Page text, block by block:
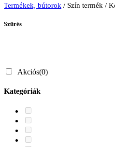
Termékek, bútorok / Szín termék /
Szűrés
Akciós(0)
Kategóriák